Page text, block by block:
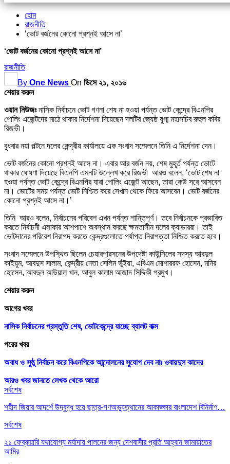
হোম
রাজনীতি
‘ভোট বর্জনের কোনো প্রশ্নই আসে না’
‘ভোট বর্জনের কোনো প্রশ্নই আসে না’
রাজনীতি
By One News On ডিসে ২১, ২০১৬
শেয়ার করুন
ওয়ান নিউজঃনাসিক নির্বাচনে ভোট গণনা শেষ না হওয়া পর্যন্ত ভোট কেন্দ্রে বিএনপির
পোলিং এজেন্টদের মাঠে থাকার নির্দেশনা দিয়েছেন দলটির জ্যেষ্ঠ যুগ্ম মহাসচিব রুহুল কবির
রিজভী।
বুধবার নয়া পল্টনে দলের কেন্দ্রীয় কার্যালয়ে এক সংবাদ সম্মেলনে তিনি এ নির্দেশনা দেন।
ভোট বর্জনের কোনো প্রশ্নই আসে না। এবার আর বর্জন নয়, শেষ মুহূর্ত পর্যন্ত ভোটে
থাকার ঘোষণা দিয়েছে বিএনপি এমনটি উল্লেখ করে রিজভী আরও বলেন, ‘ভোট শেষ না
হওয়া পর্যন্ত ভোট কেন্দ্রে বিএনপির যারা পোলিং এজেন্ট আছেন, তারা কেউ সরে আসবেন
না। ভোটের সময় পর্যন্ত ভোট নিশ্চিত করে সেখান থেকে ফিরে আসবেন। ভোট বর্জনের
কোনো প্রশ্নই আসে না।’
তিনি আরও বলেন, নির্বাচনের পরিবেশ এখন পর্যন্ত শান্তিপূর্ণ। তবে নির্বাচনকে প্রভাবিত
করতে নির্বাচনী এলাকার আশপাশে অবস্থান করছে ক্ষমতাসীন দলের ক্যাডাররা। তাই
ভোটদানের পরিবেশ নিরাপদ করতে কেন্দ্রগুলোতে পর্যাপ্ত নিরাপত্তা নিশ্চিত করতে হবে।
সংবাদ সম্মেলনে উপস্থিত ছিলেন চেয়ারপারসনের উপদেষ্টা কাউন্সিলের সদস্য আবদুল
কাইয়ুম, আবদুস সালাম, কেন্দ্রীয় নেতা সেলিম ভুঁইয়া, এবিএম মোশাররফ হোসেন, মনির
হোসেন, আবদুল আউয়াল খান, আবুল কালাম আজাদ সিদ্দিকী প্রমুখ।
শেয়ার করুন
আগের খবর
নাসিক নির্বাচনের প্রস্তুতি শেষ, ভোটকেন্দ্রে যাচ্ছে ব্যালট বাক্স
পরের খবর
অবাধ ও সুষ্ঠু নির্বাচন করে বিএনপিকে আন্দোলনের সুযোগ দেব নাঃ ওবায়দুল কাদের
আরও খবর জানতে লেখক থেকে আরো
সর্বশেষ
শহীদ জিয়ার আদর্শে উদ্বুদ্ধ হয়ে ছাত্র-গণঅভ্যুত্থানের আকাঙ্ক্ষার বাংলাদেশ বিনির্মাণ…
সর্বশেষ
২১ ফেব্রুয়ারি যথাযোগ্য মর্যাদায় পালনের জন্য দেশবাসীর প্রতি আহ্বান জামায়াতের
আমির